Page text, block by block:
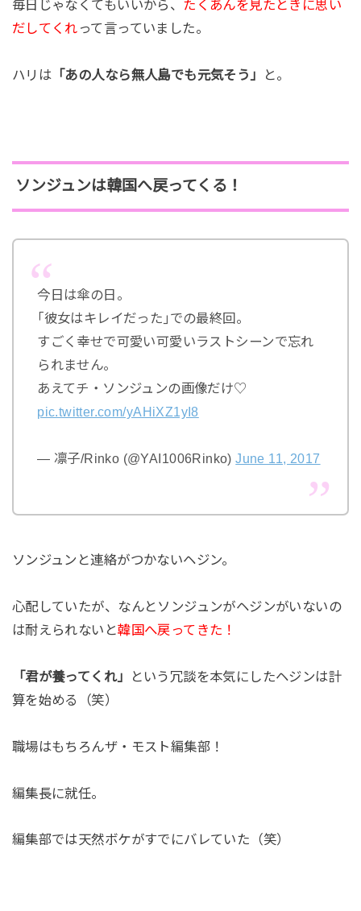
毎日じゃなくてもいいから、 たくあんを見たときに思い
だしてくれ って言っていました。
ハリは 「あの人なら無人島でも元気そう」 と。
ソンジュンは韓国へ戻ってくる！
今日は傘の日。
｢彼女はキレイだった｣での最終回。
すごく幸せで可愛い可愛いラストシーンで忘れ
られません。
あえてチ・ソンジュンの画像だけ♡
pic.twitter.com/yAHiXZ1yI8
— 凛子/Rinko (@YAI1006Rinko)June 11, 2017
ソンジュンと連絡がつかないヘジン。
心配していたが、なんとソンジュンがヘジンがいないの
は耐えられないと韓国へ戻ってきた！
「君が養ってくれ」
という冗談を本気にしたヘジンは計
算を始める（笑）
職場はもちろんザ・モスト編集部！
編集長に就任。
編集部では天然ボケがすでにバレていた（笑）